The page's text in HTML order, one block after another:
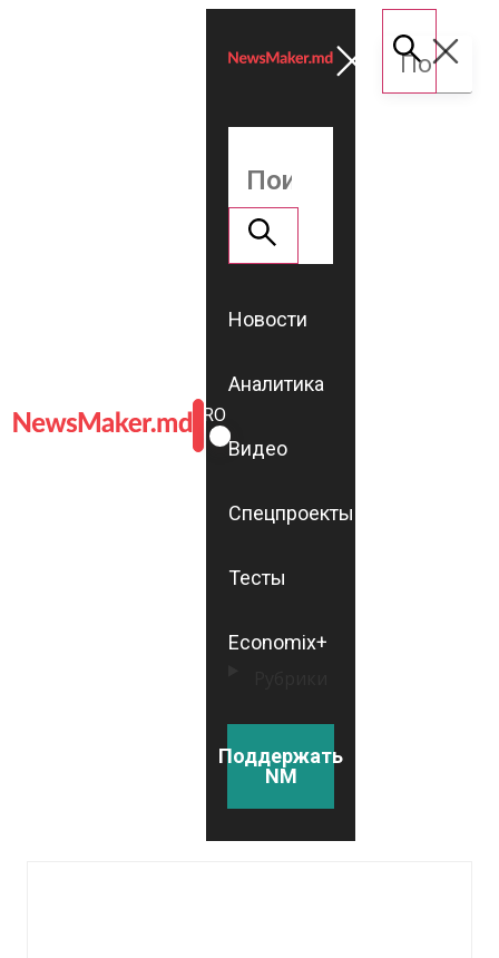
ROMÂNĂ
RU
Новости
Аналитика
Видео
Спецпроекты
Тесты
Economix+
Поддержать
NM